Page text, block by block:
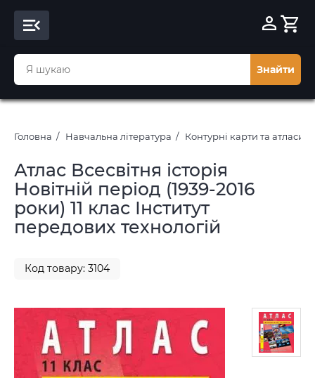
Знайти
Головна Навчальна література Контурні карти та атласи
Атлас Всесвітня історія
Новітній період (1939-2016
роки) 11 клас Інститут
передових технологій
Код товару: 3104